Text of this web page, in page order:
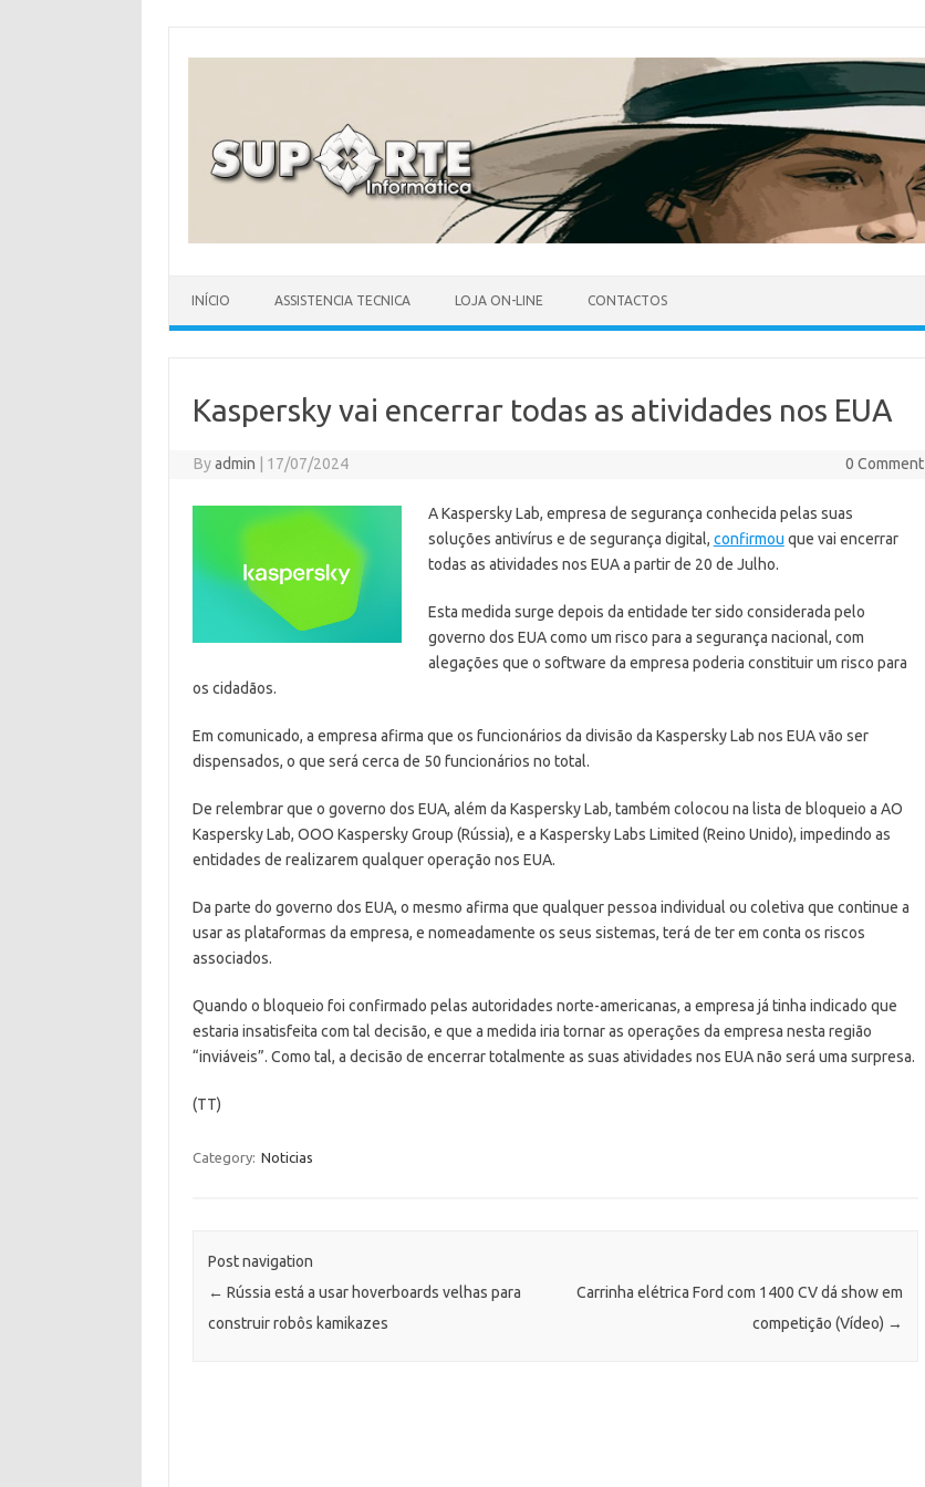
INÍCIO ASSISTENCIA TECNICA LOJA ON-LINE CONTACTOS
Kaspersky vai encerrar todas as atividades nos EUA
Byadmin 17/07/2024 0 Comment
A Kaspersky Lab, empresa de segurança conhecida pelas suas
soluções antivírus e de segurança digital, confirmou que vai encerrar
todas as atividades nos EUA a partir de 20 de Julho.
Esta medida surge depois da entidade ter sido considerada pelo
governo dos EUA como um risco para a segurança nacional, com
alegações que o software da empresa poderia constituir um risco para
os cidadãos.
Em comunicado, a empresa afirma que os funcionários da divisão da Kaspersky Lab nos EUA vão ser
dispensados, o que será cerca de 50 funcionários no total.
De relembrar que o governo dos EUA, além da Kaspersky Lab, também colocou na lista de bloqueio a AO
Kaspersky Lab, OOO Kaspersky Group (Rússia), e a Kaspersky Labs Limited (Reino Unido), impedindo as
entidades de realizarem qualquer operação nos EUA.
Da parte do governo dos EUA, o mesmo afirma que qualquer pessoa individual ou coletiva que continue a
usar as plataformas da empresa, e nomeadamente os seus sistemas, terá de ter em conta os riscos
associados.
Quando o bloqueio foi confirmado pelas autoridades norte-americanas, a empresa já tinha indicado que
estaria insatisfeita com tal decisão, e que a medida iria tornar as operações da empresa nesta região
“inviáveis”. Como tal, a decisão de encerrar totalmente as suas atividades nos EUA não será uma surpresa.
(TT)
Category: Noticias
Post navigation
← Rússia está a usar hoverboards velhas para
construir robôs kamikazes
Carrinha elétrica Ford com 1400 CV dá show em
competição (Vídeo) →